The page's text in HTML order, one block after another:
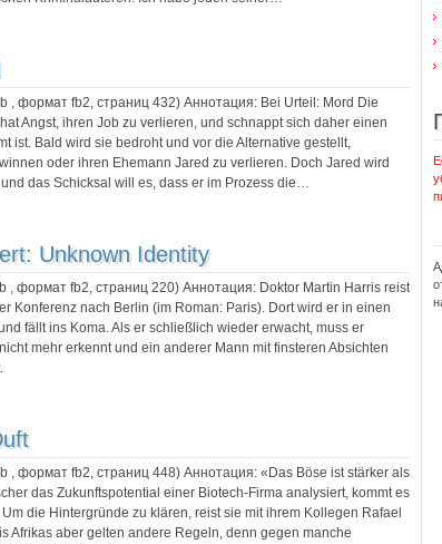
, формат fb2, страниц 432) Аннотация: Bei Urteil: Mord Die
Angst, ihren Job zu verlieren, und schnappt sich daher einen
ist. Bald wird sie bedroht und vor die Alternative gestellt,
oder ihren Ehemann Jared zu verlieren. Doch Jared wird
das Schicksal will es, dass er im Prozess die…
Unknown Identity
, формат fb2, страниц 220) Аннотация: Doktor Martin Harris reist
Konferenz nach Berlin (im Roman: Paris). Dort wird er in einen
fällt ins Koma. Als er schließlich wieder erwacht, muss er
mehr erkennt und ein anderer Mann mit finsteren Absichten
, формат fb2, страниц 448) Аннотация: «Das Böse ist stärker als
das Zukunftspotential einer Biotech-Firma analysiert, kommt es
die Hintergründe zu klären, reist sie mit ihrem Kollegen Rafael
Afrikas aber gelten andere Regeln, denn gegen manche